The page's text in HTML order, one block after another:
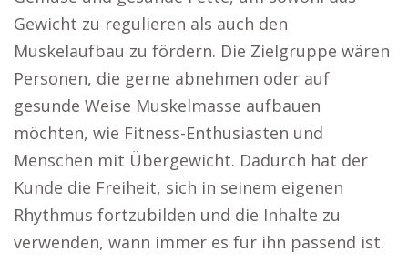
Gewicht zu regulieren als auch den
Muskelaufbau zu fördern. Die Zielgruppe wären
Personen, die gerne abnehmen oder auf
gesunde Weise Muskelmasse aufbauen
möchten, wie Fitness-Enthusiasten und
Menschen mit Übergewicht. Dadurch hat der
Kunde die Freiheit, sich in seinem eigenen
Rhythmus fortzubilden und die Inhalte zu
verwenden, wann immer es für ihn passend ist.